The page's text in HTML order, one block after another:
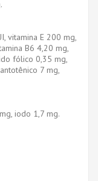
vitamina E 200 mg,
B6 4,20 mg,
fólico 0,35 mg,
7 mg,
iodo 1,7 mg.